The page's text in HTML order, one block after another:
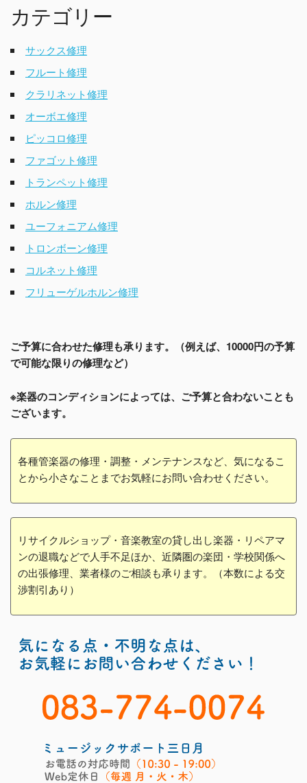
カテゴリー
サックス修理
フルート修理
クラリネット修理
オーボエ修理
ピッコロ修理
ファゴット修理
トランペット修理
ホルン修理
ユーフォニアム修理
トロンボーン修理
コルネット修理
フリューゲルホルン修理
ご予算に合わせた修理も承ります。（例えば、10000円の予算
で可能な限りの修理など）
※楽器のコンディションによっては、ご予算と合わないことも
ございます。
各種管楽器の修理・調整・メンテナンスなど、気になるこ
とから小さなことまでお気軽にお問い合わせください。
リサイクルショップ・音楽教室の貸し出し楽器・リペアマ
ンの退職などで人手不足ほか、近隣圏の楽団・学校関係へ
の出張修理、業者様のご相談も承ります。（本数による交
渉割引あり）